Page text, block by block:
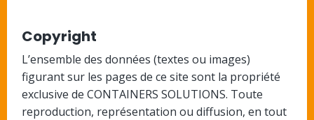
Copyright
L’ensemble des données (textes ou images)
figurant sur les pages de ce site sont la propriété
exclusive de CONTAINERS SOLUTIONS. Toute
reproduction, représentation ou diffusion, en tout